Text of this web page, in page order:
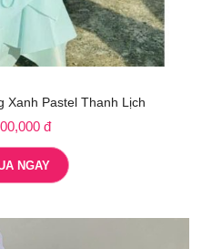
Xanh Pastel Thanh Lịch
đ
NGAY